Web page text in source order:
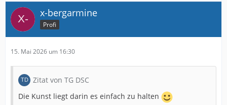
x-bergarmine
Profi
15. Mai 2026 um 16:30
Zitat von TG DSC
Die Kunst liegt darin es einfach zu halten